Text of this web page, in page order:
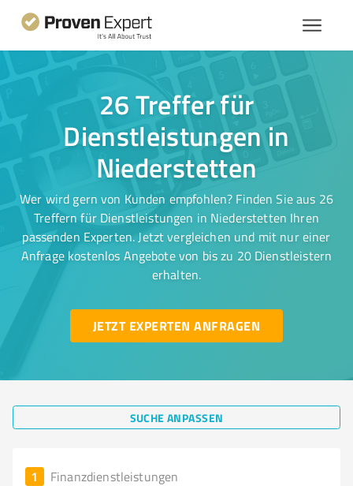
26 Treffer für
Dienstleistungen in
Niederstetten
Wer wird gern von Kunden empfohlen? Finden Sie aus 26
Treffern für Dienstleistungen in Niederstetten Ihren
passenden Experten. Jetzt vergleichen und mit nur einer
Anfrage kostenlos Angebote von bis zu 20 Dienstleistern
erhalten.
JETZT EXPERTEN ANFRAGEN
SUCHE ANPASSEN
1 Finanzdienstleistungen